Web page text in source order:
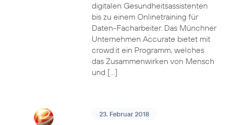
digitalen Gesundheitsassistenten
bis zu einem Onlinetraining für
Daten-Facharbeiter. Das Münchner
Unternehmen Accurate bietet mit
crowd:it ein Programm, welches
das Zusammenwirken von Mensch
und […]
23. Februar 2018